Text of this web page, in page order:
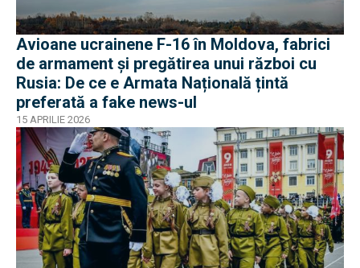
Avioane ucrainene F-16 în Moldova, fabrici
de armament și pregătirea unui război cu
Rusia: De ce e Armata Națională țintă
preferată a fake news-ul
15 APRILIE 2026